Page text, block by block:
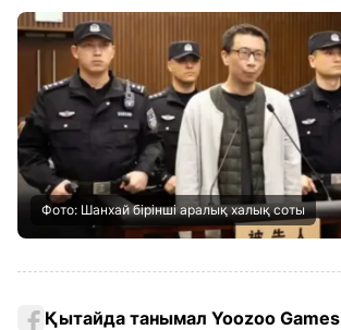
Фото: Шанхай бірінші аралық халық соты
Қытайда танымал Yoozoo Games